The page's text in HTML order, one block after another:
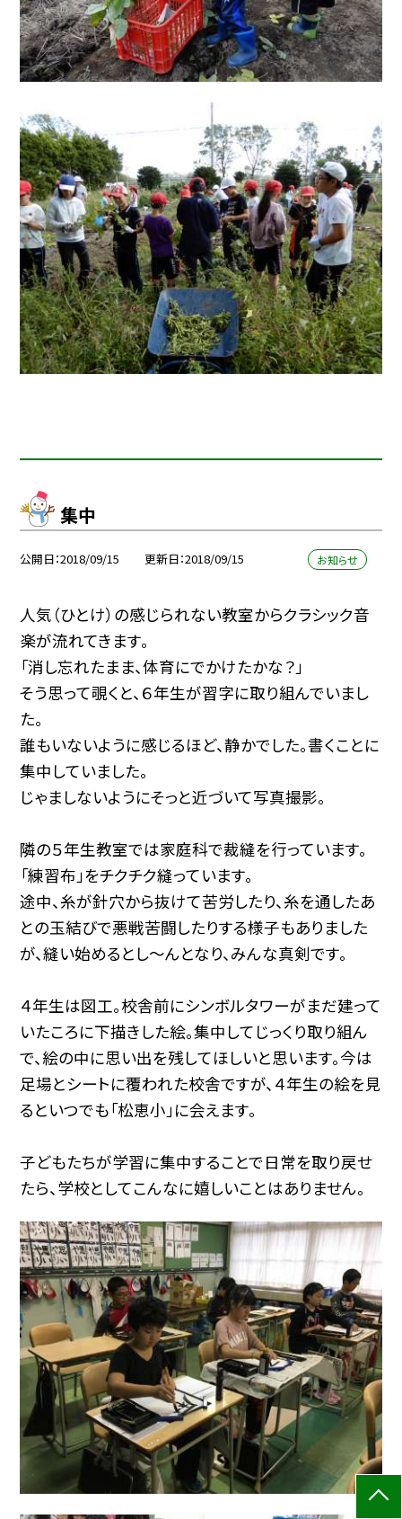
集中
公開日 2018/09/15 更新日 2018/09/15 お知らせ
人気（ひとけ）の感じられない教室からクラシック音
楽が流れてきます。
「消し忘れたまま、体育にでかけたかな？」
そう思って覗くと、６年生が習字に取り組んでいまし
た。
誰もいないように感じるほど、静かでした。書くことに
集中していました。
じゃましないようにそっと近づいて写真撮影。
隣の５年生教室では家庭科で裁縫を行っています。
「練習布」をチクチク縫っています。
途中、糸が針穴から抜けて苦労したり、糸を通したあ
との玉結びで悪戦苦闘したりする様子もありました
が、縫い始めるとし〜んとなり、みんな真剣です。
４年生は図工。校舎前にシンボルタワーがまだ建って
いたころに下描きした絵。集中してじっくり取り組ん
で、絵の中に思い出を残してほしいと思います。今は
足場とシートに覆われた校舎ですが、４年生の絵を見
るといつでも「松恵小」に会えます。
子どもたちが学習に集中することで日常を取り戻せ
たら、学校としてこんなに嬉しいことはありません。